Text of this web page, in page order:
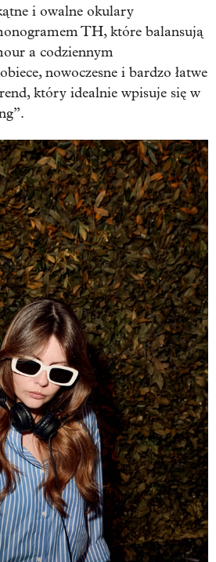
i owalne okulary
TH, które balansują
a codziennym
nowoczesne i bardzo łatwe
który idealnie wpisuje się w